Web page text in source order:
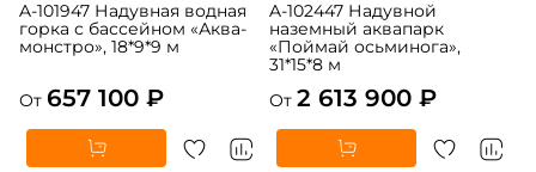
A-101947 Надувная водная
горка с бассейном «Аква-
монстро», 18*9*9 м
От 657 100 ₽
A-102447 Надувной
наземный аквапарк
«Поймай осьминога»,
31*15*8 м
От 2 613 900 ₽